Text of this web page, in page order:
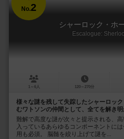
No.2
シャーロック・ホ
Escalogue:
1～6人 120～270分
様々な謎を残して失踪したシャーロッ
むワトソンの仲間として、全てを解き明
難解で高度な謎が次々と提示される、
入っているあらゆるコンポーネントに
用も必須。 脳髄を絞り上げて謎を...